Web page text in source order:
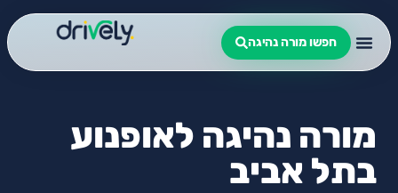
חפשו מורה נהיגה
מורה נהיגה לאופנוע
בתל אביב